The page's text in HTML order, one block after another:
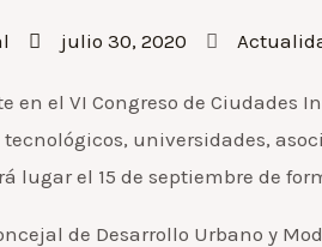
julio 30, 2020
en el VI Congreso de
universidades,
lugar el 15 de septiembre de
de Desarrollo Urbano y